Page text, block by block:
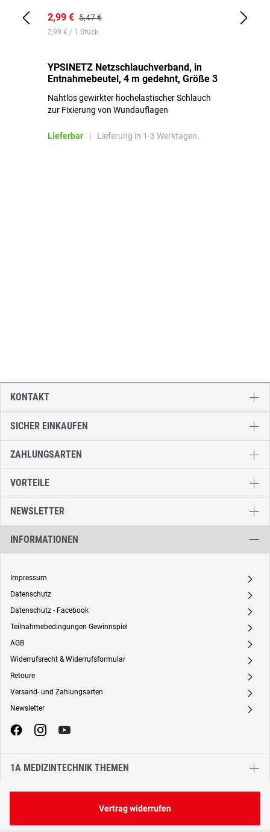
2,99 € 5,47 €
2,99 € / 1 Stück
YPSINETZ Netzschlauchverband, in
Entnahmebeutel, 4 m gedehnt, Größe 3
Nahtlos gewirkter hochelastischer Schlauch
zur Fixierung von Wundauflagen
Lieferbar | Lieferung in 1-3 Werktagen.
SICHER EINKAUFEN
ZAHLUNGSARTEN
VORTEILE
NEWSLETTER
INFORMATIONEN
Impressum A
Datenschutz A
Datenschutz - Facebook A
Teilnahmebedingungen Gewinnspiel A
AGB A
Widerrufsrecht & Widerrufsformular A
Retoure A
Versand- und Zahlungsarten A
Newsletter A
1A MEDIZINTECHNIK THEMEN
KONTAKT
Vertrag widerrufen